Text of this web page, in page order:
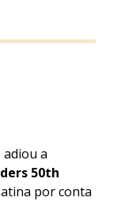
adiou a
50th
por conta